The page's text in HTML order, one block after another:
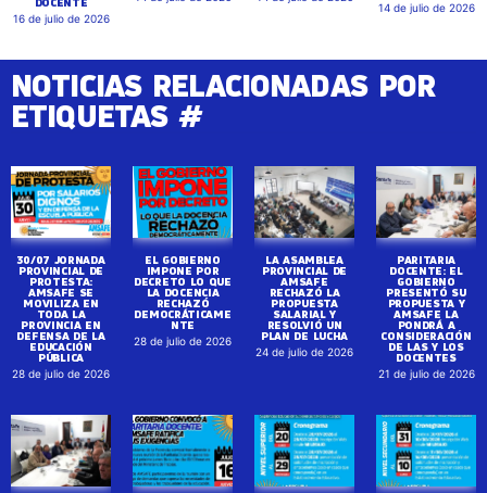
16 de julio de 2026
14 de julio de 2026
NOTICIAS RELACIONADAS POR
ETIQUETAS #
30/07 JORNADA
PROVINCIAL DE
PROTESTA:
AMSAFE SE
MOVILIZA EN
TODA LA
PROVINCIA EN
DEFENSA DE LA
EDUCACIÓN
PÚBLICA
28 de julio de 2026
EL GOBIERNO
IMPONE POR
DECRETO LO QUE
LA DOCENCIA
RECHAZÓ
DEMOCRÁTICAME
NTE
28 de julio de 2026
LA ASAMBLEA
PROVINCIAL DE
AMSAFE
RECHAZÓ LA
PROPUESTA
SALARIAL Y
RESOLVIÓ UN
PLAN DE LUCHA
24 de julio de 2026
PARITARIA
DOCENTE: EL
GOBIERNO
PRESENTÓ SU
PROPUESTA Y
AMSAFE LA
PONDRÁ A
CONSIDERACIÓN
DE LAS Y LOS
DOCENTES
21 de julio de 2026